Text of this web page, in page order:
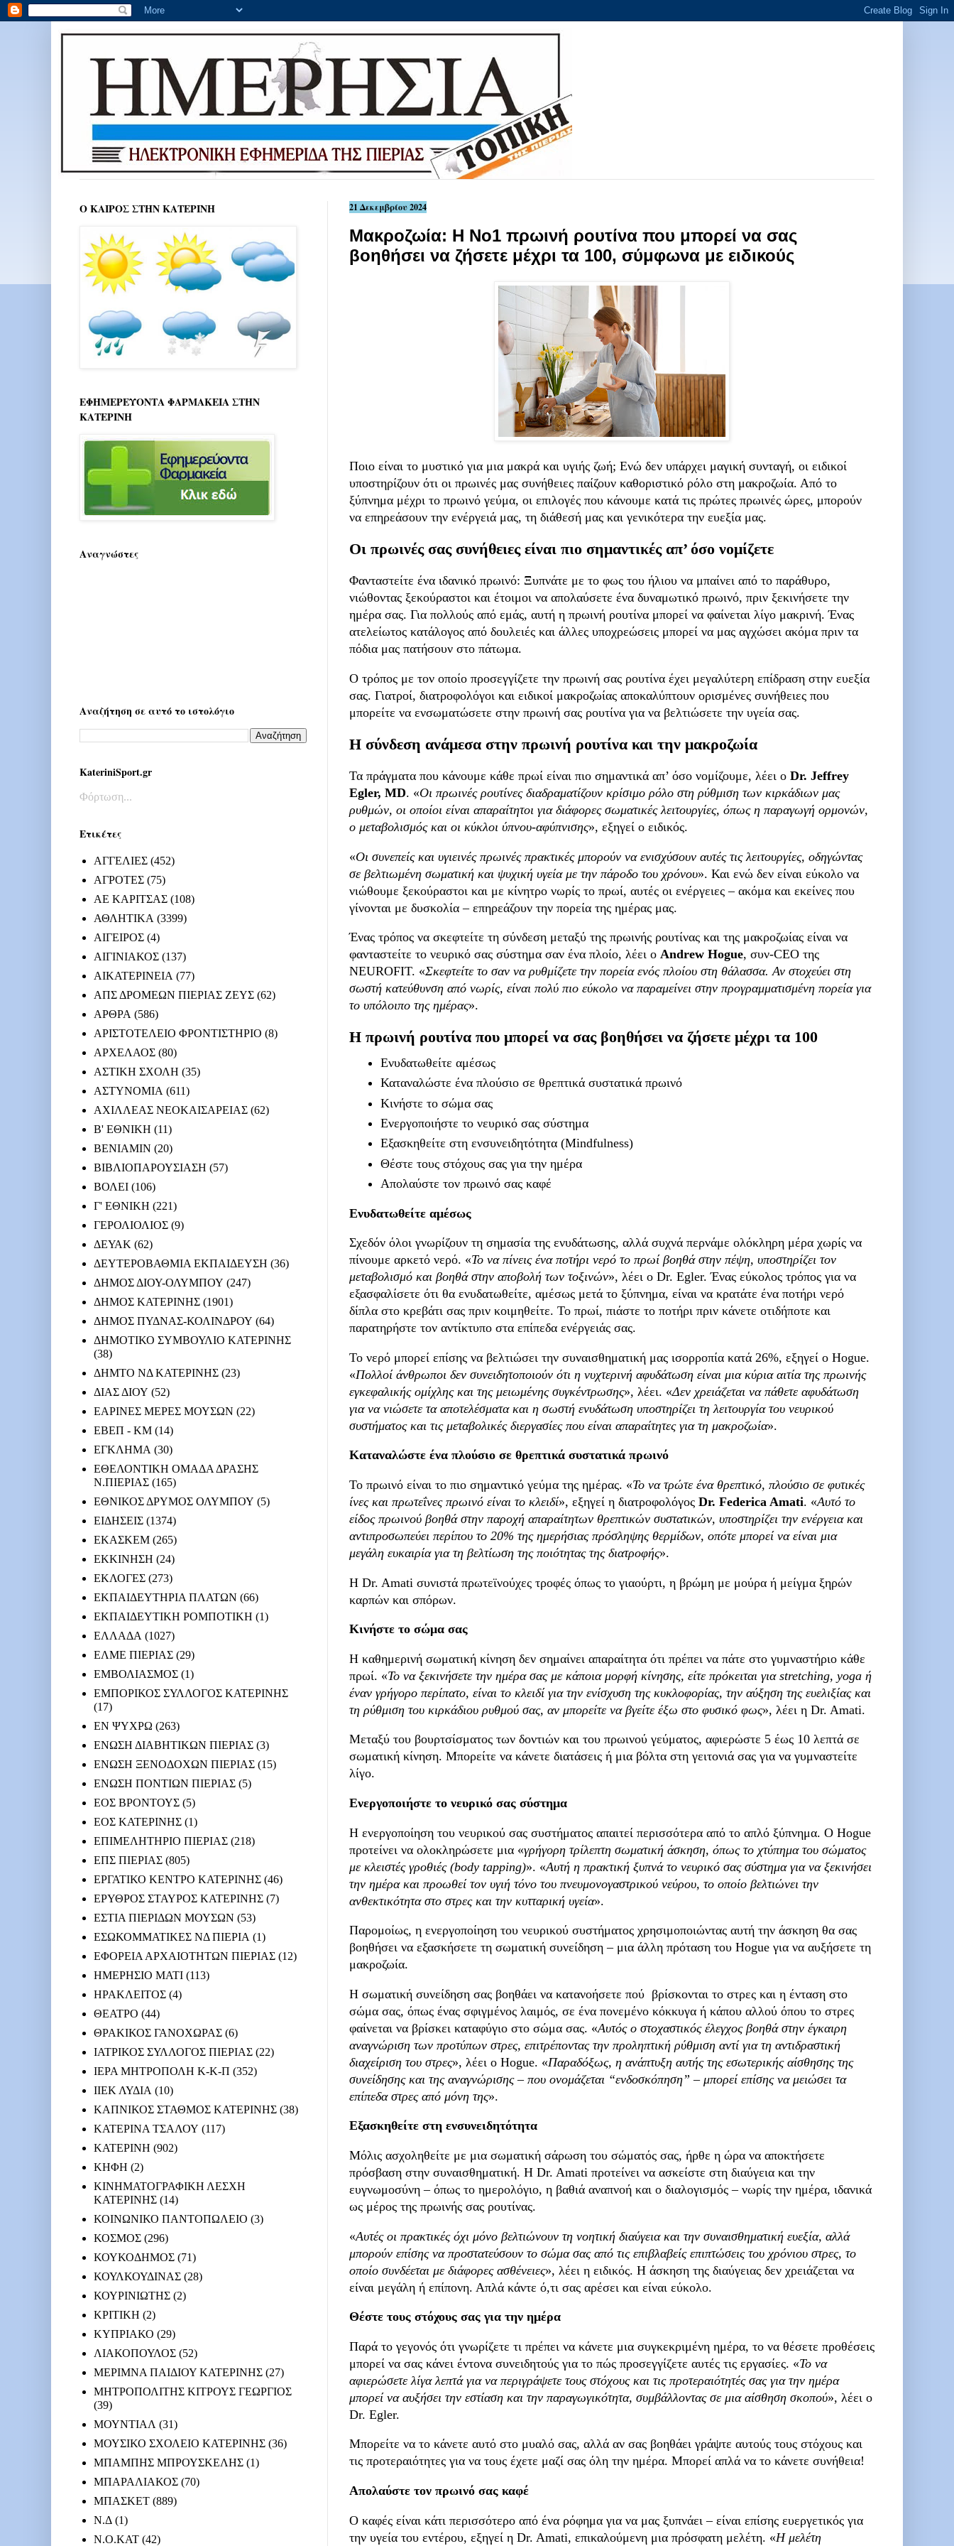
21 Δεκεμβρίου 2024
Μακροζωία: Η Νο1 πρωινή ρουτίνα που μπορεί να σας
βοηθήσει να ζήσετε μέχρι τα 100, σύμφωνα με ειδικούς
Ποιο είναι το μυστικό για μια μακρά και υγιής ζωή; Ενώ δεν υπάρχει μαγική συνταγή, οι ειδικοί
υποστηρίζουν ότι οι πρωινές μας συνήθειες παίζουν καθοριστικό ρόλο στη μακροζωία. Από το
ξύπνημα μέχρι το πρωινό γεύμα, οι επιλογές που κάνουμε κατά τις πρώτες πρωινές ώρες, μπορούν
να επηρεάσουν την ενέργειά μας, τη διάθεσή μας και γενικότερα την ευεξία μας.
Οι πρωινές σας συνήθειες είναι πιο σημαντικές απ’ όσο νομίζετε
Φανταστείτε ένα ιδανικό πρωινό: Ξυπνάτε με το φως του ήλιου να μπαίνει από το παράθυρο,
νιώθοντας ξεκούραστοι και έτοιμοι να απολαύσετε ένα δυναμωτικό πρωινό, πριν ξεκινήσετε την
ημέρα σας. Για πολλούς από εμάς, αυτή η πρωινή ρουτίνα μπορεί να φαίνεται λίγο μακρινή. Ένας
ατελείωτος κατάλογος από δουλειές και άλλες υποχρεώσεις μπορεί να μας αγχώσει ακόμα πριν τα
πόδια μας πατήσουν στο πάτωμα.
Ο τρόπος με τον οποίο προσεγγίζετε την πρωινή σας ρουτίνα έχει μεγαλύτερη επίδραση στην ευεξία
σας. Γιατροί, διατροφολόγοι και ειδικοί μακροζωίας αποκαλύπτουν ορισμένες συνήθειες που
μπορείτε να ενσωματώσετε στην πρωινή σας ρουτίνα για να βελτιώσετε την υγεία σας.
Η σύνδεση ανάμεσα στην πρωινή ρουτίνα και την μακροζωία
Τα πράγματα που κάνουμε κάθε πρωί είναι πιο σημαντικά απ’ όσο νομίζουμε, λέει ο Dr. Jeffrey
Egler, MD. «Οι πρωινές ρουτίνες διαδραματίζουν κρίσιμο ρόλο στη ρύθμιση των κιρκάδιων μας
ρυθμών, οι οποίοι είναι απαραίτητοι για διάφορες σωματικές λειτουργίες, όπως η παραγωγή ορμονών,
ο μεταβολισμός και οι κύκλοι ύπνου-αφύπνισης», εξηγεί ο ειδικός.
«Οι συνεπείς και υγιεινές πρωινές πρακτικές μπορούν να ενισχύσουν αυτές τις λειτουργίες, οδηγώντας
σε βελτιωμένη σωματική και ψυχική υγεία με την πάροδο του χρόνου». Και ενώ δεν είναι εύκολο να
νιώθουμε ξεκούραστοι και με κίνητρο νωρίς το πρωί, αυτές οι ενέργειες – ακόμα και εκείνες που
γίνονται με δυσκολία – επηρεάζουν την πορεία της ημέρας μας.
Ένας τρόπος να σκεφτείτε τη σύνδεση μεταξύ της πρωινής ρουτίνας και της μακροζωίας είναι να
φανταστείτε το νευρικό σας σύστημα σαν ένα πλοίο, λέει ο Andrew Hogue, συν-CEO της
NEUROFIT. «Σκεφτείτε το σαν να ρυθμίζετε την πορεία ενός πλοίου στη θάλασσα. Αν στοχεύει στη
σωστή κατεύθυνση από νωρίς, είναι πολύ πιο εύκολο να παραμείνει στην προγραμματισμένη πορεία για
το υπόλοιπο της ημέρας».
Η πρωινή ρουτίνα που μπορεί να σας βοηθήσει να ζήσετε μέχρι τα 100
Ενυδατωθείτε αμέσως
Καταναλώστε ένα πλούσιο σε θρεπτικά συστατικά πρωινό
Κινήστε το σώμα σας
Ενεργοποιήστε το νευρικό σας σύστημα
Εξασκηθείτε στη ενσυνειδητότητα (Mindfulness)
Θέστε τους στόχους σας για την ημέρα
Απολαύστε τον πρωινό σας καφέ
Ενυδατωθείτε αμέσως
Σχεδόν όλοι γνωρίζουν τη σημασία της ενυδάτωσης, αλλά συχνά περνάμε ολόκληρη μέρα χωρίς να
πίνουμε αρκετό νερό. «Το να πίνεις ένα ποτήρι νερό το πρωί βοηθά στην πέψη, υποστηρίζει τον
μεταβολισμό και βοηθά στην αποβολή των τοξινών», λέει ο Dr. Egler. Ένας εύκολος τρόπος για να
εξασφαλίσετε ότι θα ενυδατωθείτε, αμέσως μετά το ξύπνημα, είναι να κρατάτε ένα ποτήρι νερό
δίπλα στο κρεβάτι σας πριν κοιμηθείτε. Το πρωί, πιάστε το ποτήρι πριν κάνετε οτιδήποτε και
παρατηρήστε τον αντίκτυπο στα επίπεδα ενέργειάς σας.
Το νερό μπορεί επίσης να βελτιώσει την συναισθηματική μας ισορροπία κατά 26%, εξηγεί ο Hogue.
«Πολλοί άνθρωποι δεν συνειδητοποιούν ότι η νυχτερινή αφυδάτωση είναι μια κύρια αιτία της πρωινής
εγκεφαλικής ομίχλης και της μειωμένης συγκέντρωσης», λέει. «Δεν χρειάζεται να πάθετε αφυδάτωση
για να νιώσετε τα αποτελέσματα και η σωστή ενυδάτωση υποστηρίζει τη λειτουργία του νευρικού
συστήματος και τις μεταβολικές διεργασίες που είναι απαραίτητες για τη μακροζωία».
Καταναλώστε ένα πλούσιο σε θρεπτικά συστατικά πρωινό
Το πρωινό είναι το πιο σημαντικό γεύμα της ημέρας. «Το να τρώτε ένα θρεπτικό, πλούσιο σε φυτικές
ίνες και πρωτεΐνες πρωινό είναι το κλειδί», εξηγεί η διατροφολόγος Dr. Federica Amati. «Αυτό το
είδος πρωινού βοηθά στην παροχή απαραίτητων θρεπτικών συστατικών, υποστηρίζει την ενέργεια και
αντιπροσωπεύει περίπου το 20% της ημερήσιας πρόσληψης θερμίδων, οπότε μπορεί να είναι μια
μεγάλη ευκαιρία για τη βελτίωση της ποιότητας της διατροφής».
Η Dr. Amati συνιστά πρωτεϊνούχες τροφές όπως το γιαούρτι, η βρώμη με μούρα ή μείγμα ξηρών
καρπών και σπόρων.
Κινήστε το σώμα σας
Η καθημερινή σωματική κίνηση δεν σημαίνει απαραίτητα ότι πρέπει να πάτε στο γυμναστήριο κάθε
πρωί. «Το να ξεκινήσετε την ημέρα σας με κάποια μορφή κίνησης, είτε πρόκειται για stretching, yoga ή
έναν γρήγορο περίπατο, είναι το κλειδί για την ενίσχυση της κυκλοφορίας, την αύξηση της ευελιξίας και
τη ρύθμιση του κιρκάδιου ρυθμού σας, αν μπορείτε να βγείτε έξω στο φυσικό φως», λέει η Dr. Amati.
Μεταξύ του βουρτσίσματος των δοντιών και του πρωινού γεύματος, αφιερώστε 5 έως 10 λεπτά σε
σωματική κίνηση. Μπορείτε να κάνετε διατάσεις ή μια βόλτα στη γειτονιά σας για να γυμναστείτε
λίγο.
Ενεργοποιήστε το νευρικό σας σύστημα
Η ενεργοποίηση του νευρικού σας συστήματος απαιτεί περισσότερα από το απλό ξύπνημα. Ο Hogue
προτείνει να ολοκληρώσετε μια «γρήγορη τρίλεπτη σωματική άσκηση, όπως το χτύπημα του σώματος
με κλειστές γροθιές (body tapping)». «Αυτή η πρακτική ξυπνά το νευρικό σας σύστημα για να ξεκινήσει
την ημέρα και προωθεί τον υγιή τόνο του πνευμονογαστρικού νεύρου, το οποίο βελτιώνει την
ανθεκτικότητα στο στρες και την κυτταρική υγεία».
Παρομοίως, η ενεργοποίηση του νευρικού συστήματος χρησιμοποιώντας αυτή την άσκηση θα σας
βοηθήσει να εξασκήσετε τη σωματική συνείδηση – μια άλλη πρόταση του Hogue για να αυξήσετε τη
μακροζωία.
Η σωματική συνείδηση σας βοηθάει να κατανοήσετε πού βρίσκονται το στρες και η ένταση στο
σώμα σας, όπως ένας σφιγμένος λαιμός, σε ένα πονεμένο κόκκυγα ή κάπου αλλού όπου το στρες
φαίνεται να βρίσκει καταφύγιο στο σώμα σας. «Αυτός ο στοχαστικός έλεγχος βοηθά στην έγκαιρη
αναγνώριση των προτύπων στρες, επιτρέποντας την προληπτική ρύθμιση αντί για τη αντιδραστική
διαχείριση του στρες», λέει ο Hogue. «Παραδόξως, η ανάπτυξη αυτής της εσωτερικής αίσθησης της
συνείδησης και της αναγνώρισης – που ονομάζεται “ενδοσκόπηση” – μπορεί επίσης να μειώσει τα
επίπεδα στρες από μόνη της».
Εξασκηθείτε στη ενσυνειδητότητα
Μόλις ασχοληθείτε με μια σωματική σάρωση του σώματός σας, ήρθε η ώρα να αποκτήσετε
πρόσβαση στην συναισθηματική. Η Dr. Amati προτείνει να ασκείστε στη διαύγεια και την
ευγνωμοσύνη – όπως το ημερολόγιο, η βαθιά αναπνοή και ο διαλογισμός – νωρίς την ημέρα, ιδανικά
ως μέρος της πρωινής σας ρουτίνας.
«Αυτές οι πρακτικές όχι μόνο βελτιώνουν τη νοητική διαύγεια και την συναισθηματική ευεξία, αλλά
μπορούν επίσης να προστατεύσουν το σώμα σας από τις επιβλαβείς επιπτώσεις του χρόνιου στρες, το
οποίο συνδέεται με διάφορες ασθένειες», λέει η ειδικός. Η άσκηση της διαύγειας δεν χρειάζεται να
είναι μεγάλη ή επίπονη. Απλά κάντε ό,τι σας αρέσει και είναι εύκολο.
Θέστε τους στόχους σας για την ημέρα
Παρά το γεγονός ότι γνωρίζετε τι πρέπει να κάνετε μια συγκεκριμένη ημέρα, το να θέσετε προθέσεις
μπορεί να σας κάνει έντονα συνειδητούς για το πώς προσεγγίζετε αυτές τις εργασίες. «Το να
αφιερώσετε λίγα λεπτά για να περιγράψετε τους στόχους και τις προτεραιότητές σας για την ημέρα
μπορεί να αυξήσει την εστίαση και την παραγωγικότητα, συμβάλλοντας σε μια αίσθηση σκοπού», λέει ο
Dr. Egler.
Μπορείτε να το κάνετε αυτό στο μυαλό σας, αλλά αν σας βοηθάει γράψτε αυτούς τους στόχους και
τις προτεραιότητες για να τους έχετε μαζί σας όλη την ημέρα. Μπορεί απλά να το κάνετε συνήθεια!
Απολαύστε τον πρωινό σας καφέ
Ο καφές είναι κάτι περισσότερο από ένα ρόφημα για να μας ξυπνάει – είναι επίσης ευεργετικός για
την υγεία του εντέρου, εξηγεί η Dr. Amati, επικαλούμενη μια πρόσφατη μελέτη. «Η μελέτη
Ο ΚΑΙΡΟΣ ΣΤΗΝ ΚΑΤΕΡΙΝΗ
ΕΦΗΜΕΡΕΥΟΝΤΑ ΦΑΡΜΑΚΕΙΑ ΣΤΗΝ
ΚΑΤΕΡΙΝΗ
Αναγνώστες
Αναζήτηση σε αυτό το ιστολόγιο
KateriniSport.gr
Φόρτωση...
Ετικέτες
ΑΓΓΕΛΙΕΣ (452)
ΑΓΡΟΤΕΣ (75)
ΑΕ ΚΑΡΙΤΣΑΣ (108)
ΑΘΛΗΤΙΚΑ (3399)
ΑΙΓΕΙΡΟΣ (4)
ΑΙΓΙΝΙΑΚΟΣ (137)
ΑΙΚΑΤΕΡΙΝΕΙΑ (77)
ΑΠΣ ΔΡΟΜΕΩΝ ΠΙΕΡΙΑΣ ΖΕΥΣ (62)
ΑΡΘΡΑ (586)
ΑΡΙΣΤΟΤΕΛΕΙΟ ΦΡΟΝΤΙΣΤΗΡΙΟ (8)
ΑΡΧΕΛΑΟΣ (80)
ΑΣΤΙΚΗ ΣΧΟΛΗ (35)
ΑΣΤΥΝΟΜΙΑ (611)
ΑΧΙΛΛΕΑΣ ΝΕΟΚΑΙΣΑΡΕΙΑΣ (62)
Β' ΕΘΝΙΚΗ (11)
ΒΕΝΙΑΜΙΝ (20)
ΒΙΒΛΙΟΠΑΡΟΥΣΙΑΣΗ (57)
ΒΟΛΕΙ (106)
Γ' ΕΘΝΙΚΗ (221)
ΓΕΡΟΛΙΟΛΙΟΣ (9)
ΔΕΥΑΚ (62)
ΔΕΥΤΕΡΟΒΑΘΜΙΑ ΕΚΠΑΙΔΕΥΣΗ (36)
ΔΗΜΟΣ ΔΙΟΥ-ΟΛΥΜΠΟΥ (247)
ΔΗΜΟΣ ΚΑΤΕΡΙΝΗΣ (1901)
ΔΗΜΟΣ ΠΥΔΝΑΣ-ΚΟΛΙΝΔΡΟΥ (64)
ΔΗΜΟΤΙΚΟ ΣΥΜΒΟΥΛΙΟ ΚΑΤΕΡΙΝΗΣ
(38)
ΔΗΜΤΟ ΝΔ ΚΑΤΕΡΙΝΗΣ (23)
ΔΙΑΣ ΔΙΟΥ (52)
ΕΑΡΙΝΕΣ ΜΕΡΕΣ ΜΟΥΣΩΝ (22)
ΕΒΕΠ - ΚΜ (14)
ΕΓΚΛΗΜΑ (30)
ΕΘΕΛΟΝΤΙΚΗ ΟΜΑΔΑ ΔΡΑΣΗΣ
Ν.ΠΙΕΡΙΑΣ (165)
ΕΘΝΙΚΟΣ ΔΡΥΜΟΣ ΟΛΥΜΠΟΥ (5)
ΕΙΔΗΣΕΙΣ (1374)
ΕΚΑΣΚΕΜ (265)
ΕΚΚΙΝΗΣΗ (24)
ΕΚΛΟΓΕΣ (273)
ΕΚΠΑΙΔΕΥΤΗΡΙΑ ΠΛΑΤΩΝ (66)
ΕΚΠΑΙΔΕΥΤΙΚΗ ΡΟΜΠΟΤΙΚΗ (1)
ΕΛΛΑΔΑ (1027)
ΕΛΜΕ ΠΙΕΡΙΑΣ (29)
ΕΜΒΟΛΙΑΣΜΟΣ (1)
ΕΜΠΟΡΙΚΟΣ ΣΥΛΛΟΓΟΣ ΚΑΤΕΡΙΝΗΣ
(17)
ΕΝ ΨΥΧΡΩ (263)
ΕΝΩΣΗ ΔΙΑΒΗΤΙΚΩΝ ΠΙΕΡΙΑΣ (3)
ΕΝΩΣΗ ΞΕΝΟΔΟΧΩΝ ΠΙΕΡΙΑΣ (15)
ΕΝΩΣΗ ΠΟΝΤΙΩΝ ΠΙΕΡΙΑΣ (5)
ΕΟΣ ΒΡΟΝΤΟΥΣ (5)
ΕΟΣ ΚΑΤΕΡΙΝΗΣ (1)
ΕΠΙΜΕΛΗΤΗΡΙΟ ΠΙΕΡΙΑΣ (218)
ΕΠΣ ΠΙΕΡΙΑΣ (805)
ΕΡΓΑΤΙΚΟ ΚΕΝΤΡΟ ΚΑΤΕΡΙΝΗΣ (46)
ΕΡΥΘΡΟΣ ΣΤΑΥΡΟΣ ΚΑΤΕΡΙΝΗΣ (7)
ΕΣΤΙΑ ΠΙΕΡΙΔΩΝ ΜΟΥΣΩΝ (53)
ΕΣΩΚΟΜΜΑΤΙΚΕΣ ΝΔ ΠΙΕΡΙΑ (1)
ΕΦΟΡΕΙΑ ΑΡΧΑΙΟΤΗΤΩΝ ΠΙΕΡΙΑΣ (12)
ΗΜΕΡΗΣΙΟ ΜΑΤΙ (113)
ΗΡΑΚΛΕΙΤΟΣ (4)
ΘΕΑΤΡΟ (44)
ΘΡΑΚΙΚΟΣ ΓΑΝΟΧΩΡΑΣ (6)
ΙΑΤΡΙΚΟΣ ΣΥΛΛΟΓΟΣ ΠΙΕΡΙΑΣ (22)
ΙΕΡΑ ΜΗΤΡΟΠΟΛΗ Κ-Κ-Π (352)
ΙΙΕΚ ΛΥΔΙΑ (10)
ΚΑΠΝΙΚΟΣ ΣΤΑΘΜΟΣ ΚΑΤΕΡΙΝΗΣ (38)
ΚΑΤΕΡΙΝΑ ΤΣΑΛΟΥ (117)
ΚΑΤΕΡΙΝΗ (902)
ΚΗΦΗ (2)
ΚΙΝΗΜΑΤΟΓΡΑΦΙΚΗ ΛΕΣΧΗ
ΚΑΤΕΡΙΝΗΣ (14)
ΚΟΙΝΩΝΙΚΟ ΠΑΝΤΟΠΩΛΕΙΟ (3)
ΚΟΣΜΟΣ (296)
ΚΟΥΚΟΔΗΜΟΣ (71)
ΚΟΥΛΚΟΥΔΙΝΑΣ (28)
ΚΟΥΡΙΝΙΩΤΗΣ (2)
ΚΡΙΤΙΚΗ (2)
ΚΥΠΡΙΑΚΟ (29)
ΛΙΑΚΟΠΟΥΛΟΣ (52)
ΜΕΡΙΜΝΑ ΠΑΙΔΙΟΥ ΚΑΤΕΡΙΝΗΣ (27)
ΜΗΤΡΟΠΟΛΙΤΗΣ ΚΙΤΡΟΥΣ ΓΕΩΡΓΙΟΣ
(39)
ΜΟΥΝΤΙΑΛ (31)
ΜΟΥΣΙΚΟ ΣΧΟΛΕΙΟ ΚΑΤΕΡΙΝΗΣ (36)
ΜΠΑΜΠΗΣ ΜΠΡΟΥΣΚΕΛΗΣ (1)
ΜΠΑΡΑΛΙΑΚΟΣ (70)
ΜΠΑΣΚΕΤ (889)
Ν.Δ (1)
Ν.Ο.ΚΑΤ (42)